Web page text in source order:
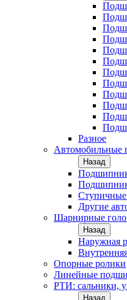
Разное
Автомобильные
Назад
Другие
Шарнирные
Назад
Наружная
Опорные ролики
Линейные
РТИ: сальники,
Назад